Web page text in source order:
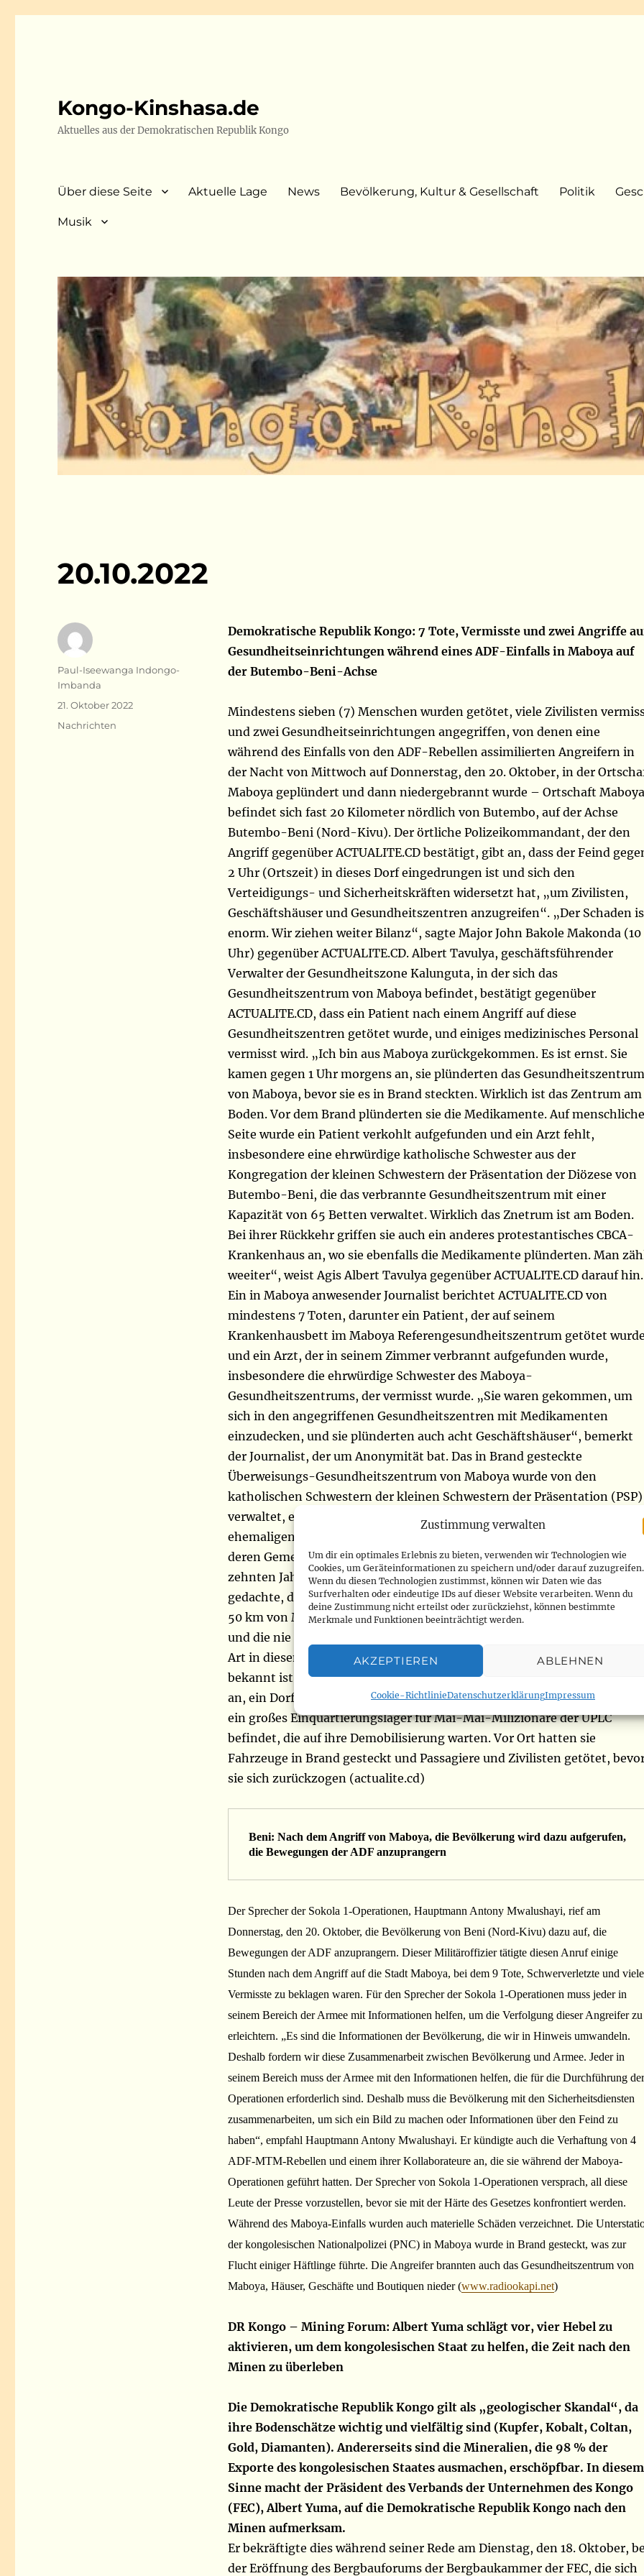
Zustimmung verwalten
Um dir ein optimales Erlebnis zu bieten, verwenden wir Technologien wie
Cookies, um Geräteinformationen zu speichern und/oder darauf zuzugreifen.
Wenn du diesen Technologien zustimmst, können wir Daten wie das
Surfverhalten oder eindeutige IDs auf dieser Website verarbeiten. Wenn du
deine Zustimmung nicht erteilst oder zurückziehst, können bestimmte
Merkmale und Funktionen beeinträchtigt werden.
AKZEPTIEREN ABLEHNEN
Cookie-RichtlinieDatenschutzerklärungImpressum
Kongo-Kinshasa.de
Aktuelles aus der Demokratischen Republik Kongo
Über diese Seite Aktuelle Lage News Bevölkerung, Kultur & Gesellschaft Politik
Musik
20.10.2022
Demokratische Republik Kongo: 7 Tote, Vermisste und zwei Angriffe
Gesundheitseinrichtungen während eines ADF-Einfalls in Maboya auf
der Butembo-Beni-Achse
Mindestens sieben (7) Menschen wurden getötet, viele Zivilisten
und zwei Gesundheitseinrichtungen angegriffen, von denen eine
während des Einfalls von den ADF-Rebellen assimilierten Angreifern in
der Nacht von Mittwoch auf Donnerstag, den 20. Oktober, in der
Maboya geplündert und dann niedergebrannt wurde – Ortschaft Maboya
befindet sich fast 20 Kilometer nördlich von Butembo, auf der Achse
Butembo-Beni (Nord-Kivu). Der örtliche Polizeikommandant, der den
Angriff gegenüber ACTUALITE.CD bestätigt, gibt an, dass der Feind
2 Uhr (Ortszeit) in dieses Dorf eingedrungen ist und sich den
Verteidigungs- und Sicherheitskräften widersetzt hat, „um Zivilisten,
Geschäftshäuser und Gesundheitszentren anzugreifen“. „Der Schaden
enorm. Wir ziehen weiter Bilanz“, sagte Major John Bakole Makonda (10
Uhr) gegenüber ACTUALITE.CD. Albert Tavulya, geschäftsführender
Verwalter der Gesundheitszone Kalunguta, in der sich das
Gesundheitszentrum von Maboya befindet, bestätigt gegenüber
ACTUALITE.CD, dass ein Patient nach einem Angriff auf diese
Gesundheitszentren getötet wurde, und einiges medizinisches Personal
vermisst wird. „Ich bin aus Maboya zurückgekommen. Es ist ernst. Sie
kamen gegen 1 Uhr morgens an, sie plünderten das Gesundheitszentrum
von Maboya, bevor sie es in Brand steckten. Wirklich ist das Zentrum am
Boden. Vor dem Brand plünderten sie die Medikamente. Auf
Seite wurde ein Patient verkohlt aufgefunden und ein Arzt fehlt,
insbesondere eine ehrwürdige katholische Schwester aus der
Kongregation der kleinen Schwestern der Präsentation der Diözese von
Butembo-Beni, die das verbrannte Gesundheitszentrum mit einer
Kapazität von 65 Betten verwaltet. Wirklich das Znetrum ist am Boden.
Bei ihrer Rückkehr griffen sie auch ein anderes protestantisches CBCA-
Krankenhaus an, wo sie ebenfalls die Medikamente plünderten. Man
weeiter“, weist Agis Albert Tavulya gegenüber ACTUALITE.CD darauf hin.
Ein in Maboya anwesender Journalist berichtet ACTUALITE.CD von
mindestens 7 Toten, darunter ein Patient, der auf seinem
Krankenhausbett im Maboya Referengesundheitszentrum getötet
und ein Arzt, der in seinem Zimmer verbrannt aufgefunden wurde,
insbesondere die ehrwürdige Schwester des Maboya-
Gesundheitszentrums, der vermisst wurde. „Sie waren gekommen, um
sich in den angegriffenen Gesundheitszentren mit Medikamenten
einzudecken, und sie plünderten auch acht Geschäftshäuser“, bemerkt
der Journalist, der um Anonymität bat. Das in Brand gesteckte
Überweisungs-Gesundheitszentrum von Maboya wurde von den
katholischen Schwestern der kleinen Schwestern der Präsentation (PSP)
verwaltet, einer Kongregation der Diözese von Butembo-Beni, die vom
ehemaligen assumptionistischen Bischof Henri Pierard gegründet
deren Gemeinde am vergangenen Mittwoch, den 19. Oktober, dem
zehnten Jahrestag des Verschwindens von drei katholischen Priestern
gedachte, die im Oktober 2012 von mutmaßlichen ADF in Mbau, mehr als
50 km von Maboya entfernt, entführt wurden, auf der Beni-Oicha-Achse
und die nie gefunden wurden. Der Angriff von Maboya ist der erste
Art in diesem Dorf, das für den Anbau und die Vermarktung von Ananas
bekannt ist. Aber vor etwa zwei Jahren griffen diese Rebellen Kalunguta
an, ein Dorf, das 5 Kilometer von Maboya entfernt liegt und in dem sich
ein großes Einquartierungslager für Mai-Mai-Milizionäre der UPLC
befindet, die auf ihre Demobilisierung warten. Vor Ort hatten sie
Fahrzeuge in Brand gesteckt und Passagiere und Zivilisten getötet,
sie sich zurückzogen (actualite.cd)
Beni: Nach dem Angriff von Maboya, die Bevölkerung wird dazu aufgerufen,
die Bewegungen der ADF anzuprangern
Der Sprecher der Sokola 1-Operationen, Hauptmann Antony Mwalushayi, rief am
Donnerstag, den 20. Oktober, die Bevölkerung von Beni (Nord-Kivu) dazu auf, die
Bewegungen der ADF anzuprangern. Dieser Militäroffizier tätigte diesen Anruf einige
Stunden nach dem Angriff auf die Stadt Maboya, bei dem 9 Tote, Schwerverletzte und viele
Vermisste zu beklagen waren. Für den Sprecher der Sokola 1-Operationen muss jeder in
seinem Bereich der Armee mit Informationen helfen, um die Verfolgung dieser Angreifer zu
erleichtern. „Es sind die Informationen der Bevölkerung, die wir in Hinweis umwandeln.
Deshalb fordern wir diese Zusammenarbeit zwischen Bevölkerung und Armee. Jeder in
seinem Bereich muss der Armee mit den Informationen helfen, die für die Durchführung der
Operationen erforderlich sind. Deshalb muss die Bevölkerung mit den Sicherheitsdiensten
zusammenarbeiten, um sich ein Bild zu machen oder Informationen über den Feind zu
haben“, empfahl Hauptmann Antony Mwalushayi. Er kündigte auch die Verhaftung von 4
ADF-MTM-Rebellen und einem ihrer Kollaborateure an, die sie während der Maboya-
Operationen geführt hatten. Der Sprecher von Sokola 1-Operationen versprach, all diese
Leute der Presse vorzustellen, bevor sie mit der Härte des Gesetzes konfrontiert werden.
Während des Maboya-Einfalls wurden auch materielle Schäden verzeichnet. Die
der kongolesischen Nationalpolizei (PNC) in Maboya wurde in Brand gesteckt, was zur
Flucht einiger Häftlinge führte. Die Angreifer brannten auch das Gesundheitszentrum von
Maboya, Häuser, Geschäfte und Boutiquen nieder (www.radiookapi.net)
DR Kongo – Mining Forum: Albert Yuma schlägt vor, vier Hebel zu
aktivieren, um dem kongolesischen Staat zu helfen, die Zeit nach den
Minen zu überleben
Die Demokratische Republik Kongo gilt als „geologischer Skandal“, da
ihre Bodenschätze wichtig und vielfältig sind (Kupfer, Kobalt, Coltan,
Gold, Diamanten). Andererseits sind die Mineralien, die 98 % der
Exporte des kongolesischen Staates ausmachen, erschöpfbar. In diesem
Sinne macht der Präsident des Verbands der Unternehmen des Kongo
(FEC), Albert Yuma, auf die Demokratische Republik Kongo nach den
Minen aufmerksam.
Er bekräftigte dies während seiner Rede am Dienstag, den 18. Oktober,
der Eröffnung des Bergbauforums der Bergbaukammer der FEC, die sich
Autor
Paul-Iseewanga Indongo-
Imbanda
Veröffentlicht
21. Oktober 2022
Kategorien
Nachrichten